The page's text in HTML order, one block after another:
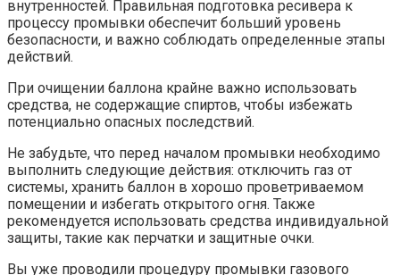
внутренностей. Правильная подготовка ресивера к
процессу промывки обеспечит больший уровень
безопасности, и важно соблюдать определенные этапы
действий.
При очищении баллона крайне важно использовать
средства, не содержащие спиртов, чтобы избежать
потенциально опасных последствий.
Не забудьте, что перед началом промывки необходимо
выполнить следующие действия: отключить газ от
системы, хранить баллон в хорошо проветриваемом
помещении и избегать открытого огня. Также
рекомендуется использовать средства индивидуальной
защиты, такие как перчатки и защитные очки.
Вы уже проводили процедуру промывки газового